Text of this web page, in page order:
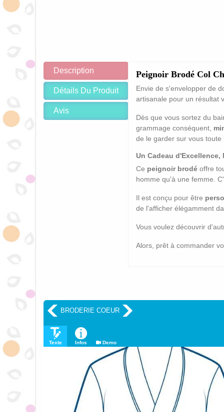
Description
Détails Du Produit
Avis
Peignoir Brodé Col
Envie de s'envelopper de
artisanale pour un résultat
Dès que vous sortez du
grammage conséquent,
de le garder sur vous
Un Cadeau d'Excellence,
Ce peignoir brodé offre
homme qu'à une femme.
Il est conçu pour être
de l'afficher élégamment
Vous voulez découvrir
Alors, prêt à commander
BRODERIE COEUR
Texte Infos Demo